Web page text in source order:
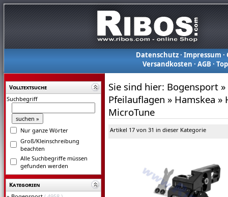
Datenschutz· Impressum ·
Versandkosten ·AGB ·
Volltextsuche
Suchbegriff
Nur ganze Wörter
Groß/Kleinschreibung
beachten
Alle Suchbegriffe müssen
gefunden werden
Kategorien
Sie sind hier: Bogensport »
Pfeilauflagen » Hamskea »
MicroTune
Artikel 17 von 31 in dieser Kategorie